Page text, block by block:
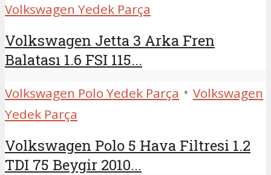
Volkswagen Yedek Parça
Volkswagen Jetta 3 Arka Fren
Balatası 1.6 FSI 115...
Volkswagen Polo Yedek Parça • Volkswagen
Yedek Parça
Volkswagen Polo 5 Hava Filtresi 1.2
TDI 75 Beygir 2010...